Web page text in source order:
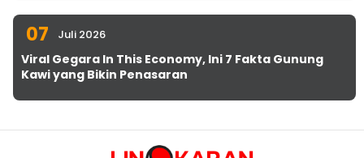
07 Juli 2026
Viral Gegara In This Economy, Ini 7 Fakta Gunung
Kawi yang Bikin Penasaran